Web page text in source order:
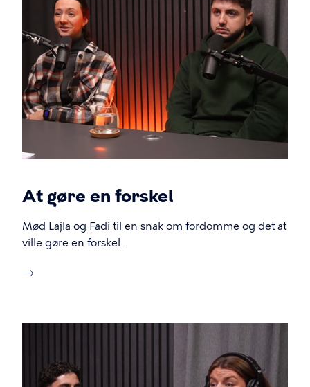
At gøre en forskel
Mød Lajla og Fadi til en snak om fordomme og det at
ville gøre en forskel.